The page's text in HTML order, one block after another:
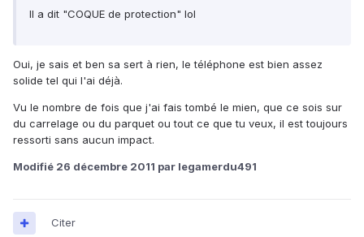
Il a dit "COQUE de protection" lol
Oui, je sais et ben sa sert à rien, le téléphone est bien assez
solide tel qui l'ai déjà.
Vu le nombre de fois que j'ai fais tombé le mien, que ce sois sur
du carrelage ou du parquet ou tout ce que tu veux, il est toujours
ressorti sans aucun impact.
Modifié 26 décembre 2011 par legamerdu491
Citer